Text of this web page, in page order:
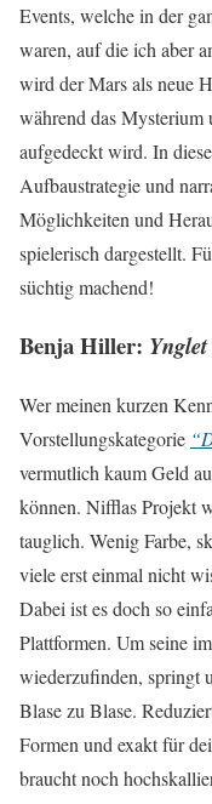
Events, welche in der
waren, auf die ich aber
wird der Mars als neue
während das Mysterium
aufgedeckt wird. In
Aufbaustrategie und
Möglichkeiten und
spielerisch dargestellt.
süchtig machend!
Benja Hiller: Ynglet
Wer meinen kurzen
Vorstellungskategorie
vermutlich kaum Geld
können. Nifflas Projekt
tauglich. Wenig Farbe,
viele erst einmal nicht
Dabei ist es doch so
Plattformen. Um seine
wiederzufinden, springt
Blase zu Blase.
Formen und exakt für
braucht noch